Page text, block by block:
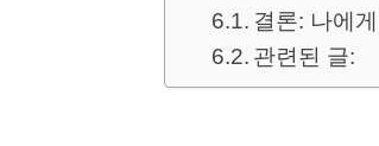
결론: 나에
관련된 글: